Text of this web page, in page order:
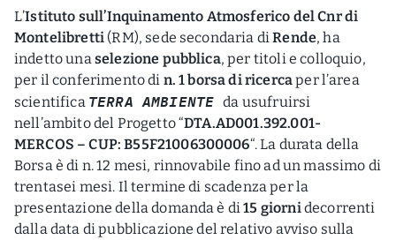
L’Istituto sull’Inquinamento Atmosferico del Cnr di
Montelibretti (RM), sede secondaria diRende, ha
indetto unaselezione pubblica, per titoli e colloquio,
per il conferimento di n. 1 borsa di ricercaper l’area
scientifica TERRA AMBIENTEda usufruirsi
nell’ambito del Progetto “DTA.AD001.392.001-
MERCOS – CUP: B55F21006300006“. La durata della
Borsa è di n. 12 mesi, rinnovabile fino ad un massimo di
trentasei mesi. Il termine di scadenza per la
presentazione della domanda è di15 giornidecorrenti
dalla data di pubblicazione del relativo avviso sulla